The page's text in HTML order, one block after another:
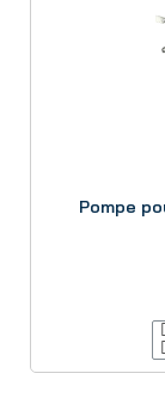
Pompe